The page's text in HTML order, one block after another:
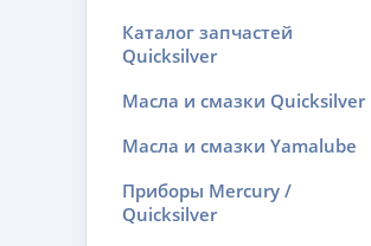
Каталог запчастей
Quicksilver
Масла и смазки Quicksilver
Масла и смазки Yamalube
Приборы Mercury /
Quicksilver